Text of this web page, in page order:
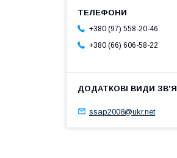
+380 (97) 558-20-46
+380 (66) 606-58-22
ssap2008@ukr.net